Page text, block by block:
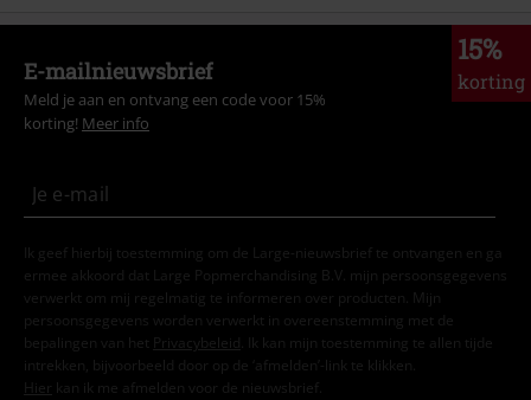
15%
korting
E-mailnieuwsbrief
Meld je aan en ontvang een code voor 15%
korting! Meer info
Ik geef hierbij toestemming om de Large-nieuwsbrief te ontvangen en ga
ermee akkoord dat Large Popmerchandising B.V. mijn persoonsgegevens
verwerkt om mij regelmatig te informeren over producten. Mijn
persoonsgegevens worden verwerkt in overeenstemming met de
bepalingen van het
Privacybeleid . Ik kan mijn toestemming te allen tijde
intrekken, bijvoorbeeld door op de ‘afmelden’-link te klikken.
Hier kan ik me afmelden voor de nieuwsbrief.